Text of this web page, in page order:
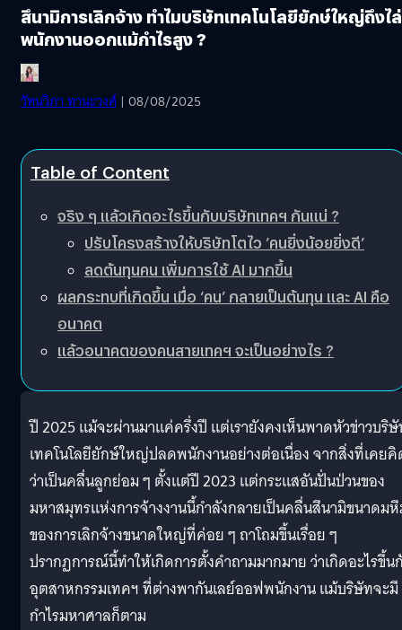
สึนามิการเลิกจ้าง ทำไมบริษัทเทคโนโลยียักษ์ใหญ่ถึงไล่
พนักงานออกแม้กำไรสูง ?
วัทนวิภา ทานะวงศ์ | 08/08/2025
Table of Content
จริง ๆ แล้วเกิดอะไรขึ้นกับบริษัทเทคฯ กันแน่ ?
ปรับโครงสร้างให้บริษัทโตไว ’คนยิ่งน้อยยิ่งดี’
ลดต้นทุนคน เพิ่มการใช้ AI มากขึ้น
ผลกระทบที่เกิดขึ้น เมื่อ ‘คน’ กลายเป็นต้นทุน และ AI คือ
อนาคต
แล้วอนาคตของคนสายเทคฯ จะเป็นอย่างไร ?
ปี 2025 แม้จะผ่านมาแค่ครึ่งปี แต่เรายังคงเห็นพาดหัวข่าวบริ
เทคโนโลยียักษ์ใหญ่ปลดพนักงานอย่างต่อเนื่อง จากสิ่งที่เคย
ว่าเป็นคลื่นลูกย่อม ๆ ตั้งแต่ปี 2023 แต่กระแสอันปั่นป่วนของ
มหาสมุทรแห่งการจ้างงานนี้กำลังกลายเป็นคลื่นสึนามิขนาดม
ของการเลิกจ้างขนาดใหญ่ที่ค่อย ๆ ถาโถมขึ้นเรื่อย ๆ
ปรากฏการณ์นี้ทำให้เกิดการตั้งคำถามมากมาย ว่าเกิดอะไรขึ้น
อุตสาหกรรมเทคฯ ที่ต่างพากันเลย์ออฟพนักงาน แม้บริษัทจะมี
กำไรมหาศาลก็ตาม